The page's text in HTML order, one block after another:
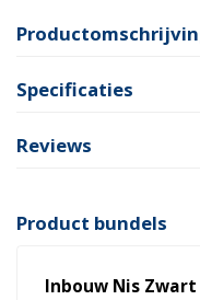
Specificaties
Reviews
Product bundels
Inbouw Nis